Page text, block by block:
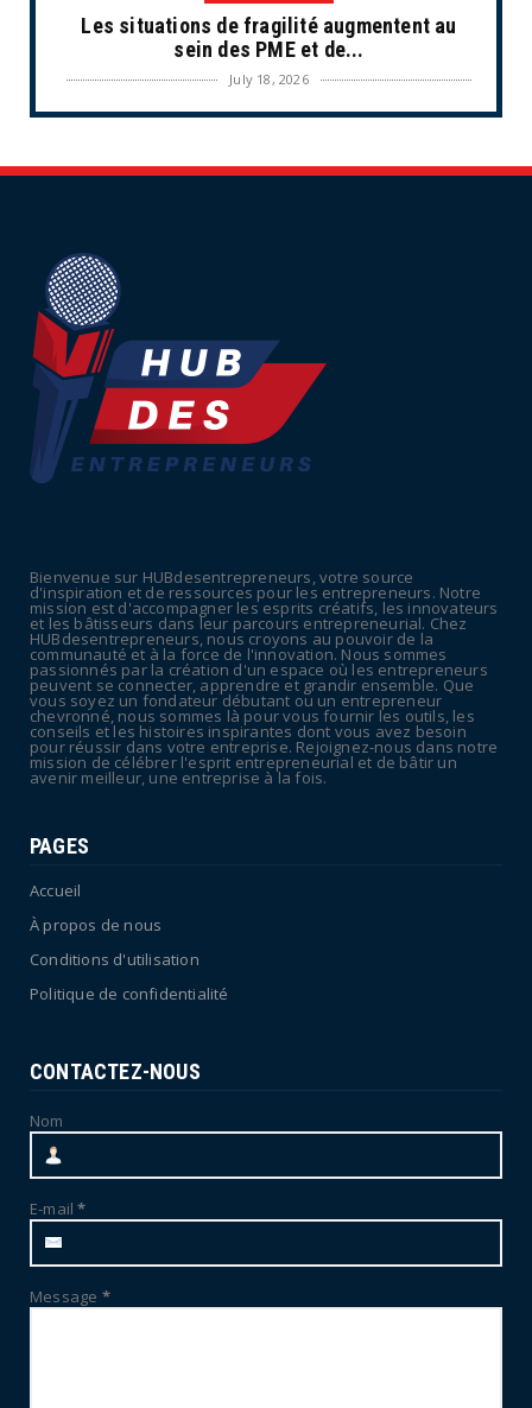
Les situations de fragilité augmentent au
sein des PME et de...
July 18, 2026
ECONOMIE
coup de pression syn...
Tabac : les ventes chutent, les recettes
UNCATEGORIZED
Retraites : nouveau plaidoyer pour un coup
de frein sur les ...
July 09, 2026
July 08, 2026
POLITIQUE
Canicule : sept départements du Sud placés
en vigilance oran...
July 04, 2026
Bienvenue sur HUBdesentrepreneurs, votre source
d'inspiration et de ressources pour les entrepreneurs. Notre
mission est d'accompagner les esprits créatifs, les innovateurs
et les bâtisseurs dans leur parcours entrepreneurial. Chez
HUBdesentrepreneurs, nous croyons au pouvoir de la
communauté et à la force de l'innovation. Nous sommes
passionnés par la création d'un espace où les entrepreneurs
peuvent se connecter, apprendre et grandir ensemble. Que
vous soyez un fondateur débutant ou un entrepreneur
chevronné, nous sommes là pour vous fournir les outils, les
conseils et les histoires inspirantes dont vous avez besoin
pour réussir dans votre entreprise. Rejoignez-nous dans notre
mission de célébrer l'esprit entrepreneurial et de bâtir un
avenir meilleur, une entreprise à la fois.
PAGES
Accueil
À propos de nous
Conditions d'utilisation
Politique de confidentialité
CONTACTEZ-NOUS
Nom
E-mail*
Message *